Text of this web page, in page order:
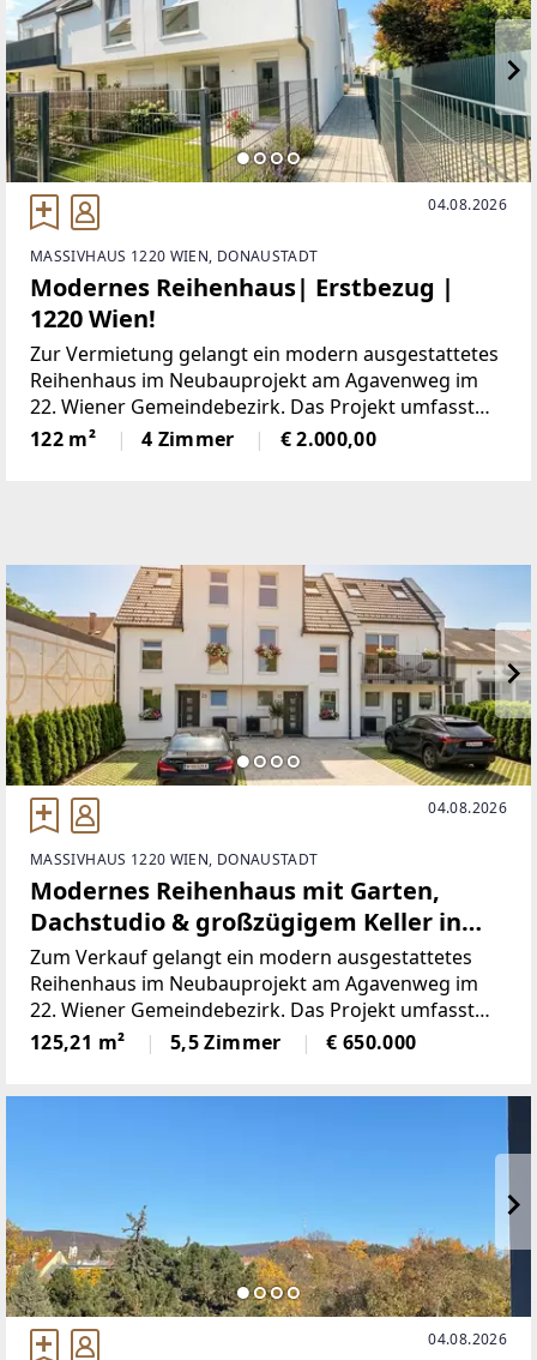
04.08.2026
MASSIVHAUS 1220 WIEN, DONAUSTADT
Modernes Reihenhaus| Erstbezug |
1220 Wien!
Zur Vermietung gelangt ein modern ausgestattetes
Reihenhaus im Neubauprojekt am Agavenweg im
22. Wiener Gemeindebezirk. Das Projekt umfasst
insgesamt 15 Häuser und überzeugt durch eine
ruhige Lage sowie eine zeitgemäße Architektur.Das
122 m² 4 Zimmer € 2.000,00
04.08.2026
MASSIVHAUS 1220 WIEN, DONAUSTADT
Modernes Reihenhaus mit Garten,
Dachstudio & großzügigem Keller in
ruhiger Lage in Wien 1220!
Zum Verkauf gelangt ein modern ausgestattetes
Reihenhaus im Neubauprojekt am Agavenweg im
22. Wiener Gemeindebezirk. Das Projekt umfasst
insgesamt 15 Häuser und überzeugt durch seine
ruhige Lage sowie zeitgemäße Architektur.Das Haus
125,21 m² 5,5 Zimmer € 650.000
04.08.2026